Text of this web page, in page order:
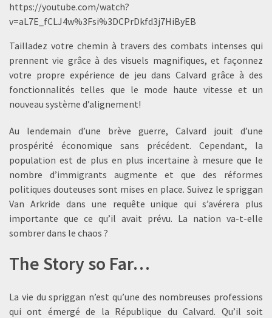
https://youtube.com/watch?
v=aL7E_fCLJ4w%3Fsi%3DCPrDkfd3j7HiByEB
Tailladez votre chemin à travers des combats intenses qui
prennent vie grâce à des visuels magnifiques, et façonnez
votre propre expérience de jeu dans Calvard grâce à des
fonctionnalités telles que le mode haute vitesse et un
nouveau système d’alignement!
Au lendemain d’une brève guerre, Calvard jouit d’une
prospérité économique sans précédent. Cependant, la
population est de plus en plus incertaine à mesure que le
nombre d’immigrants augmente et que des réformes
politiques douteuses sont mises en place. Suivez le spriggan
Van Arkride dans une requête unique qui s’avérera plus
importante que ce qu’il avait prévu. La nation va-t-elle
sombrer dans le chaos ?
The Story so Far…
La vie du spriggan n’est qu’une des nombreuses professions
qui ont émergé de la République du Calvard. Qu’il soit